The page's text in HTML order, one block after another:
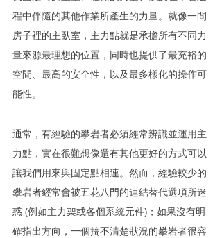
程中伴隨的其他作業所產生的力量。就像一間
房子裡的主臥室，主力點就是承擔所有不同力
量來源最理想的位置，同時也提供了最充裕的
空間、最高的安全性，以及最多樣化的操作可
能性。
通常，有經驗的攀岩者必須經常辨識並運用主
力點，實在很難想像還有其他更好的方式可以
讓我們用來與固定點相連。然而，經驗較少的
攀岩者經常會被五花八門的連結替代選項所迷
惑 (例如主力架或各個系統元件)；如果沒有明
確指出方向，一個搞不清楚狀況的攀岩者很容